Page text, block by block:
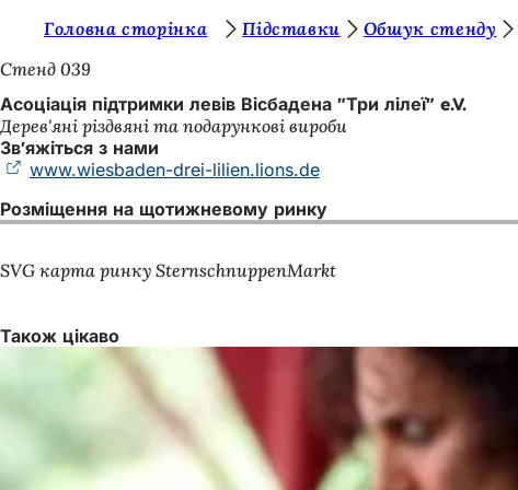
Перейти до змісту
и
т
у
т
:
Головна сторінка Підставки Обшук стенду
Стенд 039
Асоціація підтримки левів Вісбадена "Три лілеї" e.V.
Дерев'яні різдвяні та подарункові вироби
Зв'яжіться з нами
www.wiesbaden-drei-lilien.lions.de(Відкривається
новій
Розміщення на щотижневому ринку
SVG карта ринку SternschnuppenMarkt
Також цікаво